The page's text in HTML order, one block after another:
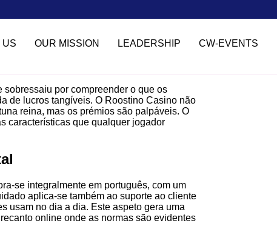
US OUR MISSION LEADERSHIP CW-EVENTS
por compreender o que os
de lucros tangíveis. O Roostino Casino não
reina, mas os prémios são palpáveis. O
características que qualquer jogador
se integralmente em português, com um
aplica-se também ao suporte ao cliente
usam no dia a dia. Este aspeto gera uma
online onde as normas são evidentes